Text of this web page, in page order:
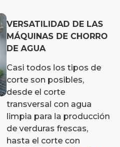
VERSATILIDAD DE LAS
MÁQUINAS DE CHORRO
DE AGUA
Casi todos los tipos de
corte son posibles,
desde el corte
transversal con agua
limpia para la producción
de verduras frescas,
hasta el corte con